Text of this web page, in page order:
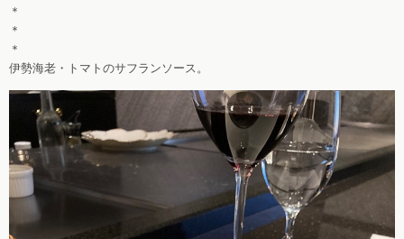
＊
＊
＊
伊勢海老・トマトのサフランソース。